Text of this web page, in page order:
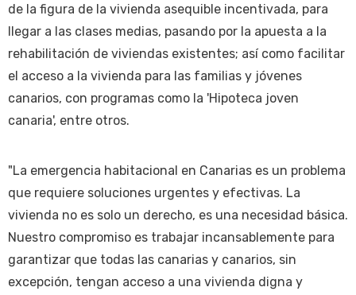
de la figura de la vivienda asequible incentivada, para
llegar a las clases medias, pasando por la apuesta a la
rehabilitación de viviendas existentes; así como facilitar
el acceso a la vivienda para las familias y jóvenes
canarios, con programas como la 'Hipoteca joven
canaria', entre otros.
"La emergencia habitacional en Canarias es un problema
que requiere soluciones urgentes y efectivas. La
vivienda no es solo un derecho, es una necesidad básica.
Nuestro compromiso es trabajar incansablemente para
garantizar que todas las canarias y canarios, sin
excepción, tengan acceso a una vivienda digna y